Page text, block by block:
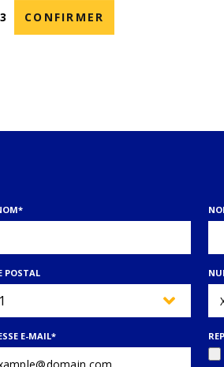
CONFIRMER
*
POSTAL
E-MAIL*